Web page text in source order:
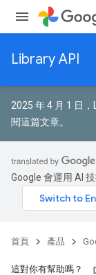
Library API
2025 年 4 月 1 日
閱這篇文章。
Google 會運用 AI
首頁 產品
這對你有幫助嗎？